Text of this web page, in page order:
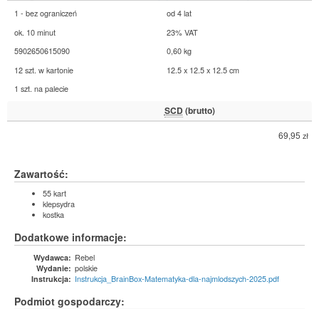
1 - bez ograniczeń
od 4 lat
ok. 10 minut
23% VAT
5902650615090
0,60 kg
12 szt. w kartonie
12.5 x 12.5 x 12.5 cm
1 szt. na palecie
SCD (brutto)
69,95 zł
Zawartość:
55 kart
klepsydra
kostka
Dodatkowe informacje:
Wydawca: Rebel
Wydanie: polskie
Instrukcja: Instrukcja_BrainBox-Matematyka-dla-najmlodszych-2025.pdf
Podmiot gospodarczy: